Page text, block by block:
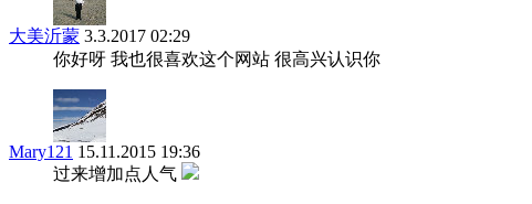
大美沂蒙 3.3.2017 02:29
你好呀 我也很喜欢这个网站 很高兴认识你
Mary121 15.11.2015 19:36
过来增加点人气